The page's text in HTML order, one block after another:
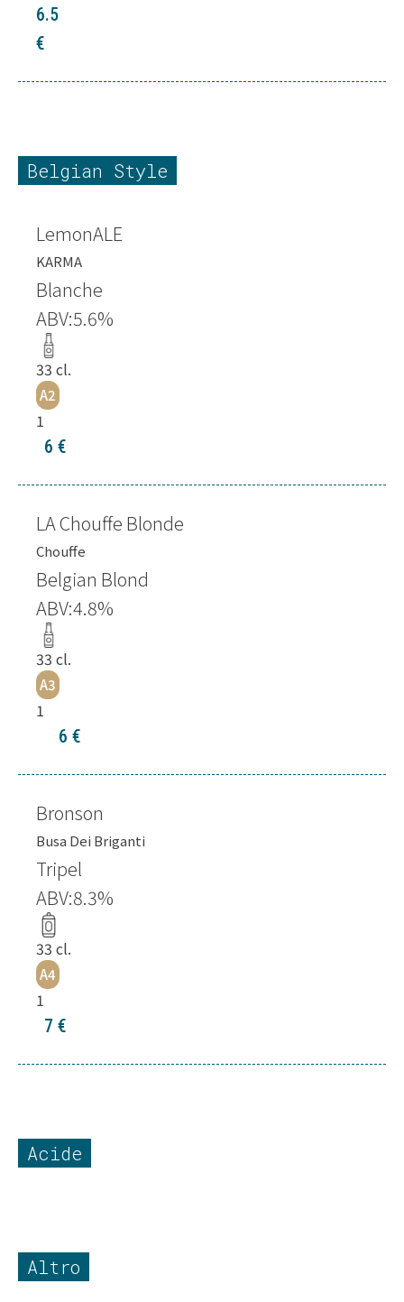
6.5
€
Belgian Style
LemonALE
KARMA
Blanche
ABV:5.6%
33 cl.
A2
1
6 €
LA Chouffe Blonde
Chouffe
Belgian Blond
ABV:4.8%
33 cl.
A3
1
6 €
Bronson
Busa Dei Briganti
Tripel
ABV:8.3%
33 cl.
A4
1
7 €
Acide
Altro